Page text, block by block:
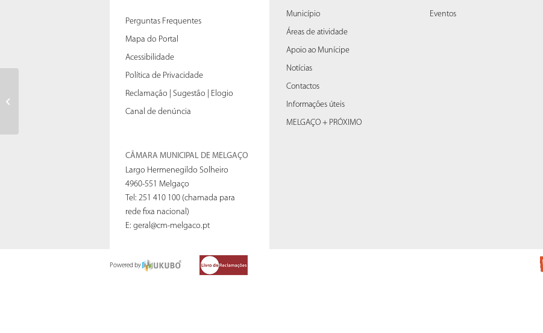
Perguntas Frequentes
Mapa do Portal
Acessibilidade
Política de Privacidade
Reclamação | Sugestão | Elogio
Canal de denúncia
CÂMARA MUNICIPAL DE MELGAÇO
Largo Hermenegildo Solheiro
4960-551 Melgaço
Tel: 251 410 100 (chamada para
rede fixa nacional)
E:geral@cm-melgaco.pt
Município
Áreas de atividade
Apoio ao Munícipe
Notícias
Contactos
Informações úteis
MELGAÇO + PRÓXIMO
Eventos
Powered by